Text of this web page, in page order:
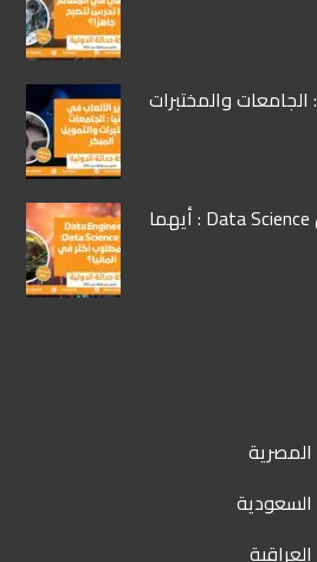
الجامعات والمختبرات
Data Engineering مقابل Data Science : أيهما
المصرية
السعودية